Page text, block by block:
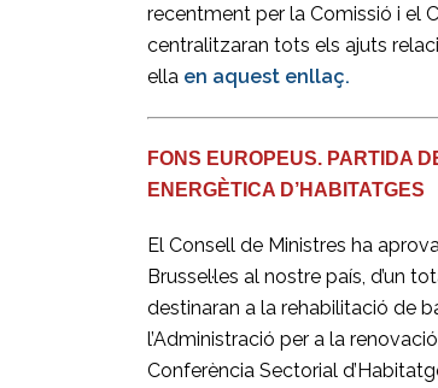
recentment per la Comissió i el
centralitzaran tots els ajuts
ella en aquest enllaç.
FONS EUROPEUS. PARTIDA
ENERGÈTICA D’HABITATGES
El Consell de Ministres ha
Brussel·les al nostre país, d’un
destinaran a la rehabilitació de
l’Administració per a la
Conferència Sectorial